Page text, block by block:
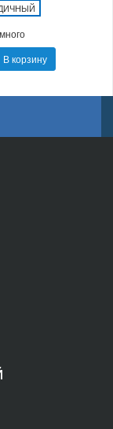
много
В корзину